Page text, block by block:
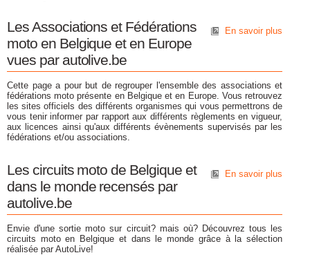
En savoir plus
Les Associations et Fédérations
moto en Belgique et en Europe
vues par autolive.be
Cette page a pour but de regrouper l'ensemble des associations et
fédérations moto présente en Belgique et en Europe. Vous retrouvez
les sites officiels des différents organismes qui vous permettrons de
vous tenir informer par rapport aux différents règlements en vigueur,
aux licences ainsi qu'aux différents évènements supervisés par les
fédérations et/ou associations.
En savoir plus
Les circuits moto de Belgique et
dans le monde recensés par
autolive.be
Envie d'une sortie moto sur circuit? mais où? Découvrez tous les
circuits moto en Belgique et dans le monde grâce à la sélection
réalisée par AutoLive!